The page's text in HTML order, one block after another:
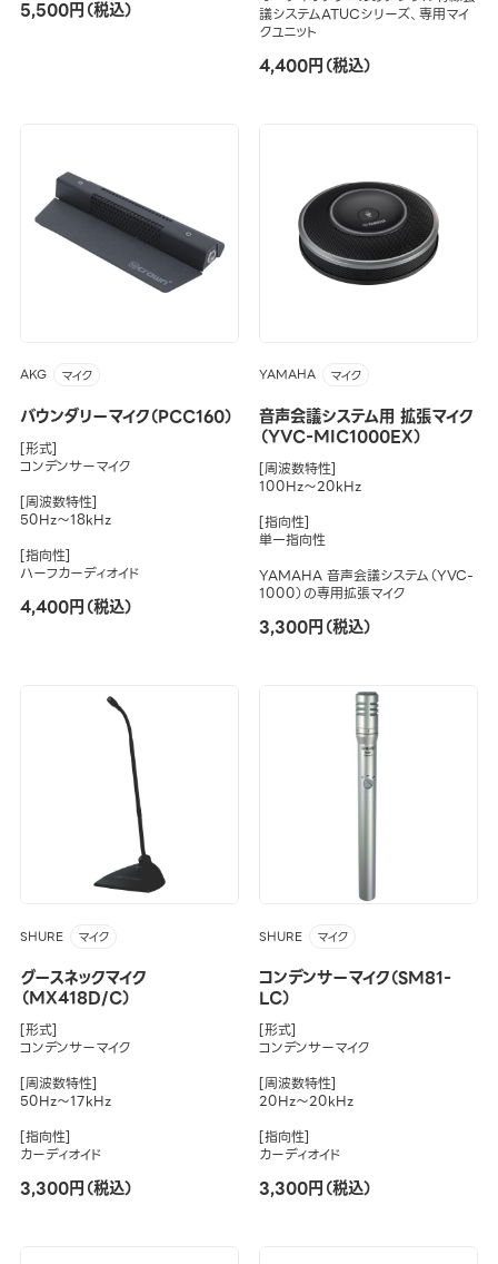
5,500円（税込）
議システムATUCシリーズ、専用マイ
クユニット
4,400円（税込）
AKG マイク
バウンダリーマイク（PCC160）
[形式]
コンデンサーマイク
[周波数特性]
50Hz～18kHz
[指向性]
ハーフカーディオイド
4,400円（税込）
YAMAHA マイク
音声会議システム用 拡張マイク
（YVC-MIC1000EX）
[周波数特性]
100Hz～20kHz
[指向性]
単一指向性
YAMAHA 音声会議システム（YVC-
1000）の専用拡張マイク
3,300円（税込）
SHURE マイク
グースネックマイク
（MX418D/C）
[形式]
コンデンサーマイク
[周波数特性]
50Hz～17kHz
[指向性]
カーディオイド
3,300円（税込）
SHURE マイク
コンデンサーマイク（SM81-
LC）
[形式]
コンデンサーマイク
[周波数特性]
20Hz～20kHz
[指向性]
カーディオイド
3,300円（税込）